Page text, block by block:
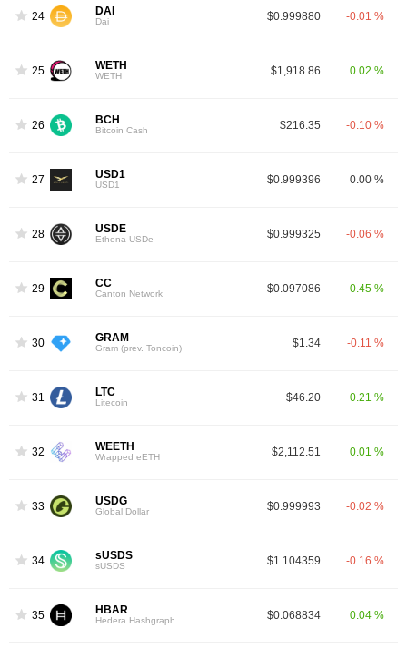
24 DAI
Dai $0.999880 -0.01 %
25 WETH
WETH $1,918.86 0.02 %
26 BCH
Bitcoin Cash $216.35 -0.10 %
27 USD1
USD1 $0.999396 0.00 %
28 USDE
Ethena USDe $0.999325 -0.06 %
29 CC
Canton Network $0.097086 0.45 %
30 GRAM
Gram (prev. Toncoin) $1.34 -0.11 %
31 LTC
Litecoin $46.20 0.21 %
32 WEETH
Wrapped eETH $2,112.51 0.01 %
33 USDG
Global Dollar $0.999993 -0.02 %
34 sUSDS
sUSDS $1.104359 -0.16 %
35 HBAR
Hedera Hashgraph $0.068834 0.04 %